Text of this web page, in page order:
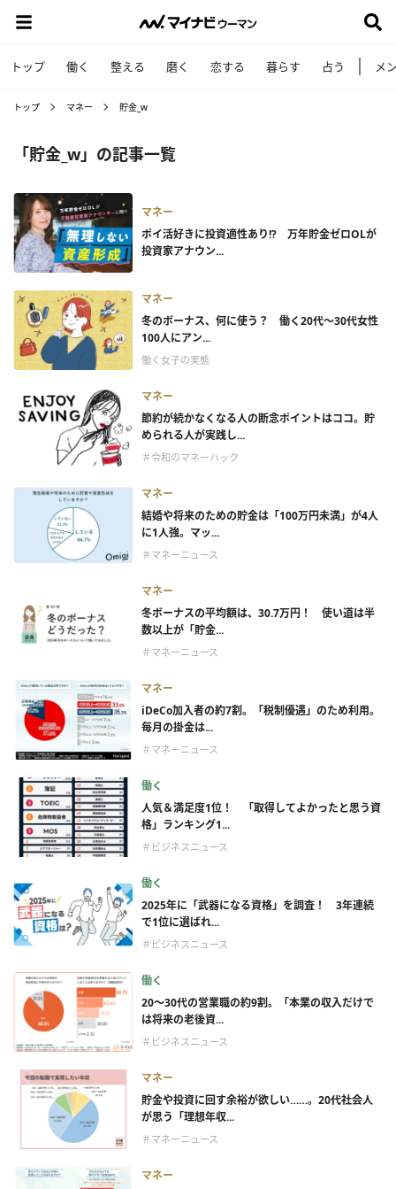
トップ 働く 整える 磨く 恋する 暮らす 占う メ
トップ マネー 貯金_w
「貯金_w」の記事一覧
マネー
ポイ活好きに投資適性あり!? 万年貯金ゼロOLが
投資家アナウン...
マネー
冬のボーナス、何に使う？ 働く20代～30代女性
100人にアン...
働く女子の実態
マネー
節約が続かなくなる人の断念ポイントはココ。貯
められる人が実践し...
＃令和のマネーハック
マネー
結婚や将来のための貯金は「100万円未満」が4人
に1人強。マッ...
＃マネーニュース
マネー
冬ボーナスの平均額は、30.7万円！ 使い道は半
数以上が「貯金...
＃マネーニュース
マネー
iDeCo加入者の約7割。「税制優遇」のため利用。
毎月の掛金は...
＃マネーニュース
働く
人気＆満足度1位！ 「取得してよかったと思う資
格」ランキング1...
＃ビジネスニュース
働く
2025年に「武器になる資格」を調査！ 3年連続
で1位に選ばれ...
＃ビジネスニュース
働く
20〜30代の営業職の約9割。「本業の収入だけで
は将来の老後資...
＃ビジネスニュース
マネー
貯金や投資に回す余裕が欲しい……。20代社会人
が思う「理想年収...
＃マネーニュース
マネー